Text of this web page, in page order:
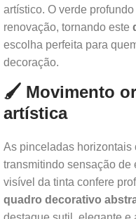
artístico. O verde
renovação, tornando este
escolha perfeita para
decoração.
🖌️ Movimento
artística
As pinceladas horizontais
transmitindo sensação de
visível da tinta confere
quadro decorativo